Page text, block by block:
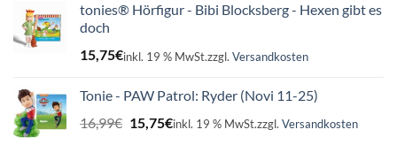
tonies® Hörfigur - Bibi Blocksberg - Hexen gibt es
doch
15,75€inkl. 19 % MwSt.zzgl. Versandkosten
Tonie - PAW Patrol: Ryder (Novi 11-25)
16,99€ Ursprünglicher
Preis
15,75€Aktueller
inkl. 19 % MwSt.zzgl. Versandkosten